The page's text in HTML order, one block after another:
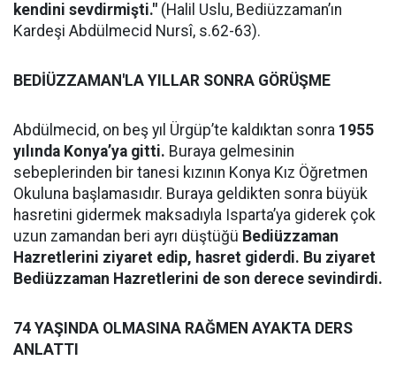
kendini sevdirmişti." (Halil Uslu, Bediüzzaman’ın
Kardeşi Abdülmecid Nursî, s.62-63).
BEDİÜZZAMAN'LA YILLAR SONRA GÖRÜŞME
Abdülmecid, on beş yıl Ürgüp’te kaldıktan sonra 1955
yılında Konya’ya gitti. Buraya gelmesinin
sebeplerinden bir tanesi kızının Konya Kız Öğretmen
Okuluna başlamasıdır. Buraya geldikten sonra büyük
hasretini gidermek maksadıyla Isparta’ya giderek çok
uzun zamandan beri ayrı düştüğü Bediüzzaman
Hazretlerini ziyaret edip, hasret giderdi. Bu ziyaret
Bediüzzaman Hazretlerini de son derece sevindirdi.
74 YAŞINDA OLMASINA RAĞMEN AYAKTA DERS
ANLATTI